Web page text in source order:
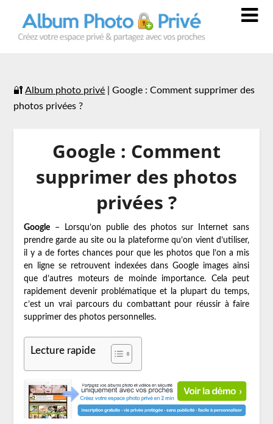
🔐 Album photo privé |Google : Comment supprimer des
photos privées ?
Google : Comment
supprimer des photos
privées ?
Google– Lorsqu’on publie des photos sur Internet sans
prendre garde au site ou la plateforme qu’on vient d’utiliser,
il y a de fortes chances pour que les photos que l’on a mis
en ligne se retrouvent indexées dans Google images ainsi
que d’autres moteurs de moinde importance. Cela peut
rapidement devenir problématique et la plupart du temps,
c’est un vrai parcours du combattant pour réussir à faire
supprimer des photos personnelles.
Lecture rapide